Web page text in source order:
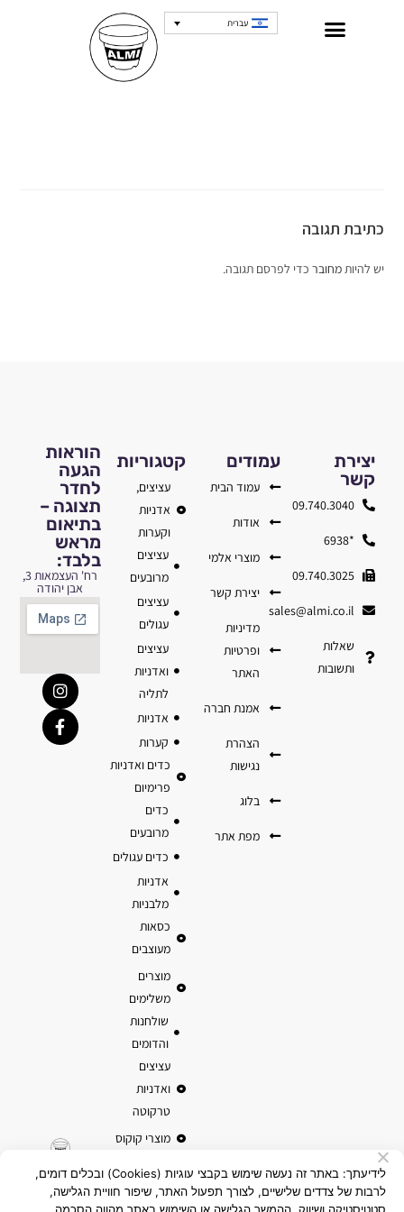
עברית
כתיבת תגובה
יש להיותמחובר כדי לפרסם תגובה.
הוראות
הגעה
לחדר
תצוגה –
בתיאום
מראש
בלבד:
רח' העצמאות 3,
אבן יהודה
קטגוריות
עציצים,
אדניות
וקערות
עציצים
מרובעים
עציצים
עגולים
עציצים
ואדניות
לתליה
אדניות
קערות
כדים ואדניות
פרימיום
כדים
מרובעים
כדים עגולים
אדניות
מלבניות
כסאות
מעוצבים
מוצרים
משלימים
שולחנות
והדומים
עציצים
ואדניות
טרקוטה
מוצרי קוקוס
עמודים
עמוד הבית
אודות
מוצרי אלמי
יצירת קשר
מדיניות
ופרטיות
האתר
אמנת חברה
הצהרת
נגישות
בלוג
מפת אתר
יצירת
קשר
09.740.3040
*6938
09.740.3025
sales@almi.co.il
שאלות
ותשובות
לידיעתך: באתר זה נעשה שימוש בקבצי עוגיות (Cookies) ובכלים דומים,
לרבות של צדדים שלישיים, לצורך תפעול האתר, שיפור חוויית הגלישה,